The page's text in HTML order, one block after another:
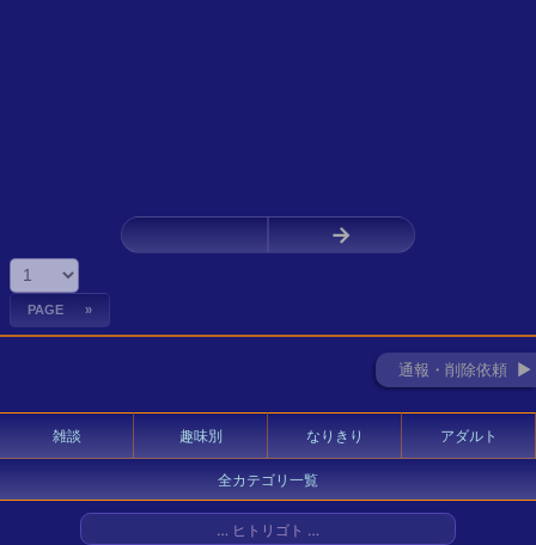
→
通報・削除依頼 ►
雑談 趣味別 なりきり アダルト
全カテゴリ一覧
… ヒトリゴト …